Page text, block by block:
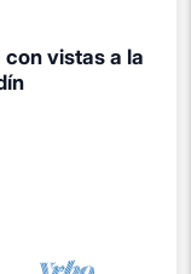
con vistas a la